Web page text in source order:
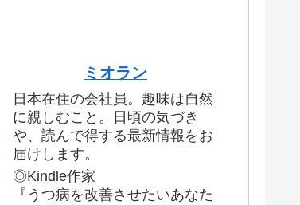
ミオラン
日本在住の会社員。趣味は自然
に親しむこと。日頃の気づき
や、読んで得する最新情報をお
届けします。
◎Kindle作家
『うつ病を改善させたいあなた